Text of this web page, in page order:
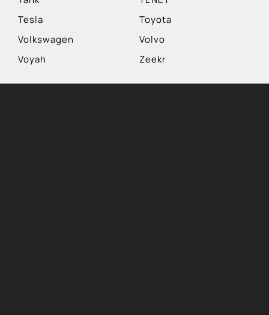
Tesla
Toyota
Volkswagen
Volvo
Voyah
Zeekr